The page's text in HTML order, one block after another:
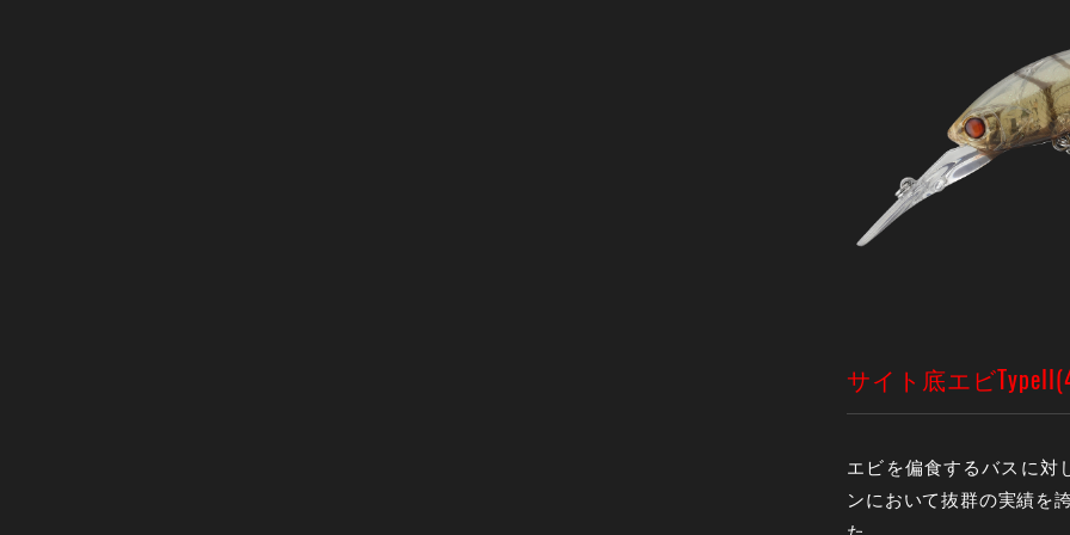
サイト底エビ
エビを偏食するバスに対
ンにおいて抜群の実績を